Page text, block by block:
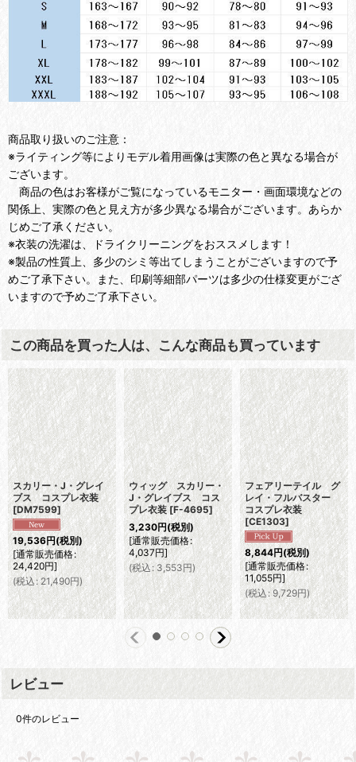
商品取り扱いのご注意：
※ライティング等によりモデル着用画像は実際の色と異なる場合が
ございます。
商品の色はお客様がご覧になっているモニター・画面環境などの
関係上、実際の色と見え方が多少異なる場合がございます。あらか
じめご了承ください。
※衣装の洗濯は、ドライクリーニングをおススメします！
※製品の性質上、多少のシミ等出てしまうことがございますので予
めご了承下さい。また、印刷等細部パーツは多少の仕様変更がござ
いますので予めご了承下さい。
この商品を買った人は、こんな商品も買っています
スカリー・J・グレイ
ブス コスプレ衣装
[DM7599]
19,536円(税別)
[通常販売価格:
24,420円]
(税込: 21,490円)
ウィッグ スカリー・
J・グレイブス コス
プレ衣装 [F-4695]
3,230円(税別)
[通常販売価格:
4,037円]
(税込 : 3,553円)
フェアリーテイル グ
レイ・フルバスター
コスプレ衣装
[CE1303]
8,844円(税別)
[通常販売価格:
11,055円]
(税込 : 9,729円)
レビュー
0件のレビュー